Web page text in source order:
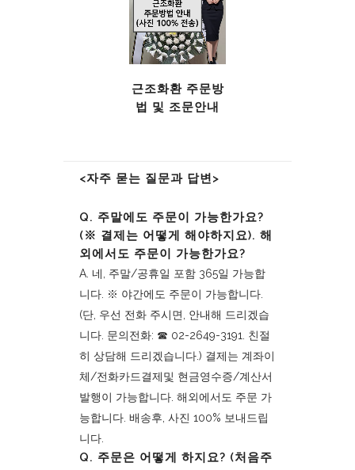
근조화환 주문방
법 및 조문안내
<자주 묻는 질문과 답변>
Q. 주말에도 주문이 가능한가요?
(※ 결제는 어떻게 해야하지요). 해
외에서도 주문이 가능한가요?
A. 네, 주말/공휴일 포함 365일 가능합
니다. ※ 야간에도 주문이 가능합니다.
(단, 우선 전화 주시면, 안내해 드리겠습
니다. 문의전화: ☎︎ 02-2649-3191. 친절
히 상담해 드리겠습니다.) 결제는 계좌이
체/전화카드결제및 현금영수증/계산서
발행이 가능합니다. 해외에서도 주문 가
능합니다. 배송후, 사진 100% 보내드립
니다.
Q. 주문은 어떻게 하지요? (처음주